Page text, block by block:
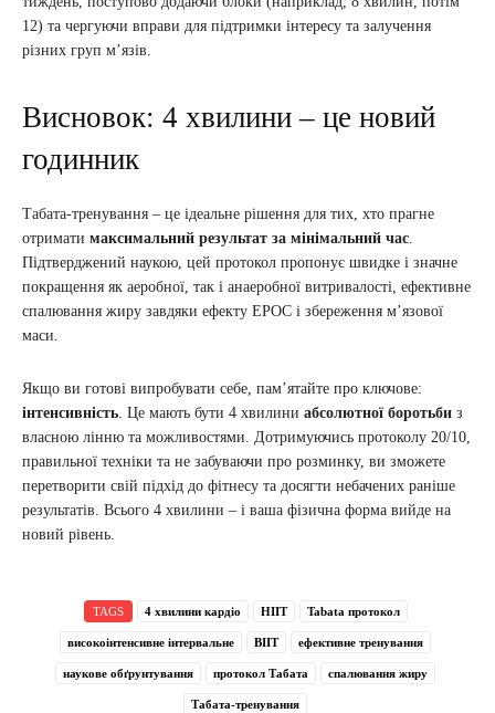
12) та чергуючи вправи для підтримки інтересу та залучення
різних груп м’язів.
Висновок: 4 хвилини – це новий
годинник
Табата-тренування – це ідеальне рішення для тих, хто прагне
отримати максимальний результат за мінімальний час
Підтверджений наукою, цей протокол пропонує швидке і значне
покращення як аеробної, так і анаеробної витривалості, ефективне
спалювання жиру завдяки ефекту EPOC і збереження м’язової
маси.
Якщо ви готові випробувати себе, пам’ятайте про ключове:
інтенсивність . Це мають бути 4 хвилини абсолютної боротьби з
власною лінню та можливостями. Дотримуючись протоколу 20/10,
правильної техніки та не забуваючи про розминку, ви зможете
перетворити свій підхід до фітнесу та досягти небачених раніше
результатів. Всього 4 хвилини – і ваша фізична форма вийде на
новий рівень.
TAGS 4 хвилини кардіо HIIT Tabata протокол
високоінтенсивне інтервальне ВІІТ ефективне тренування
наукове обґрунтування протокол Табата спалювання жиру
Табата-тренування